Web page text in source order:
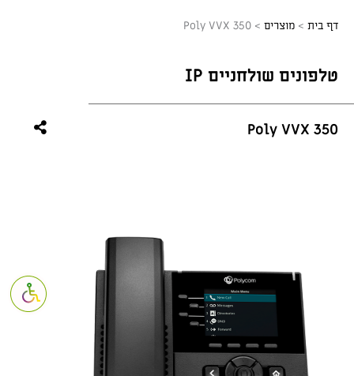
פתח סרגל
דף בית > מוצרים >
Poly VVX 350
טלפונים שולחניים IP
Poly VVX 350